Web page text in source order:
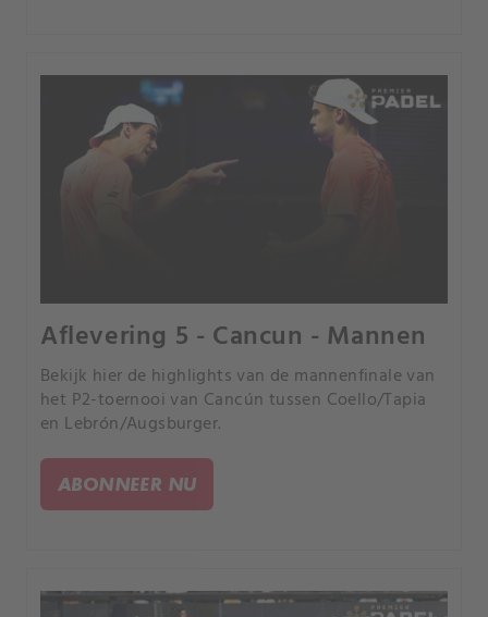
Aflevering 5 - Cancun - Mannen
Bekijk hier de highlights van de mannenfinale van
het P2-toernooi van Cancún tussen Coello/Tapia
en Lebrón/Augsburger.
ABONNEER NU